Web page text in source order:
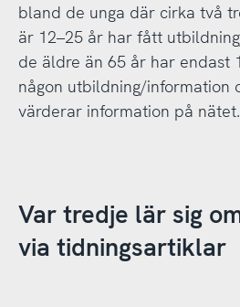
bland de unga där cirka två
är 12–25 år har fått
de äldre än 65 år har endast
någon utbildning/information
värderar information på nätet.
Var tredje lär sig
via tidningsartiklar